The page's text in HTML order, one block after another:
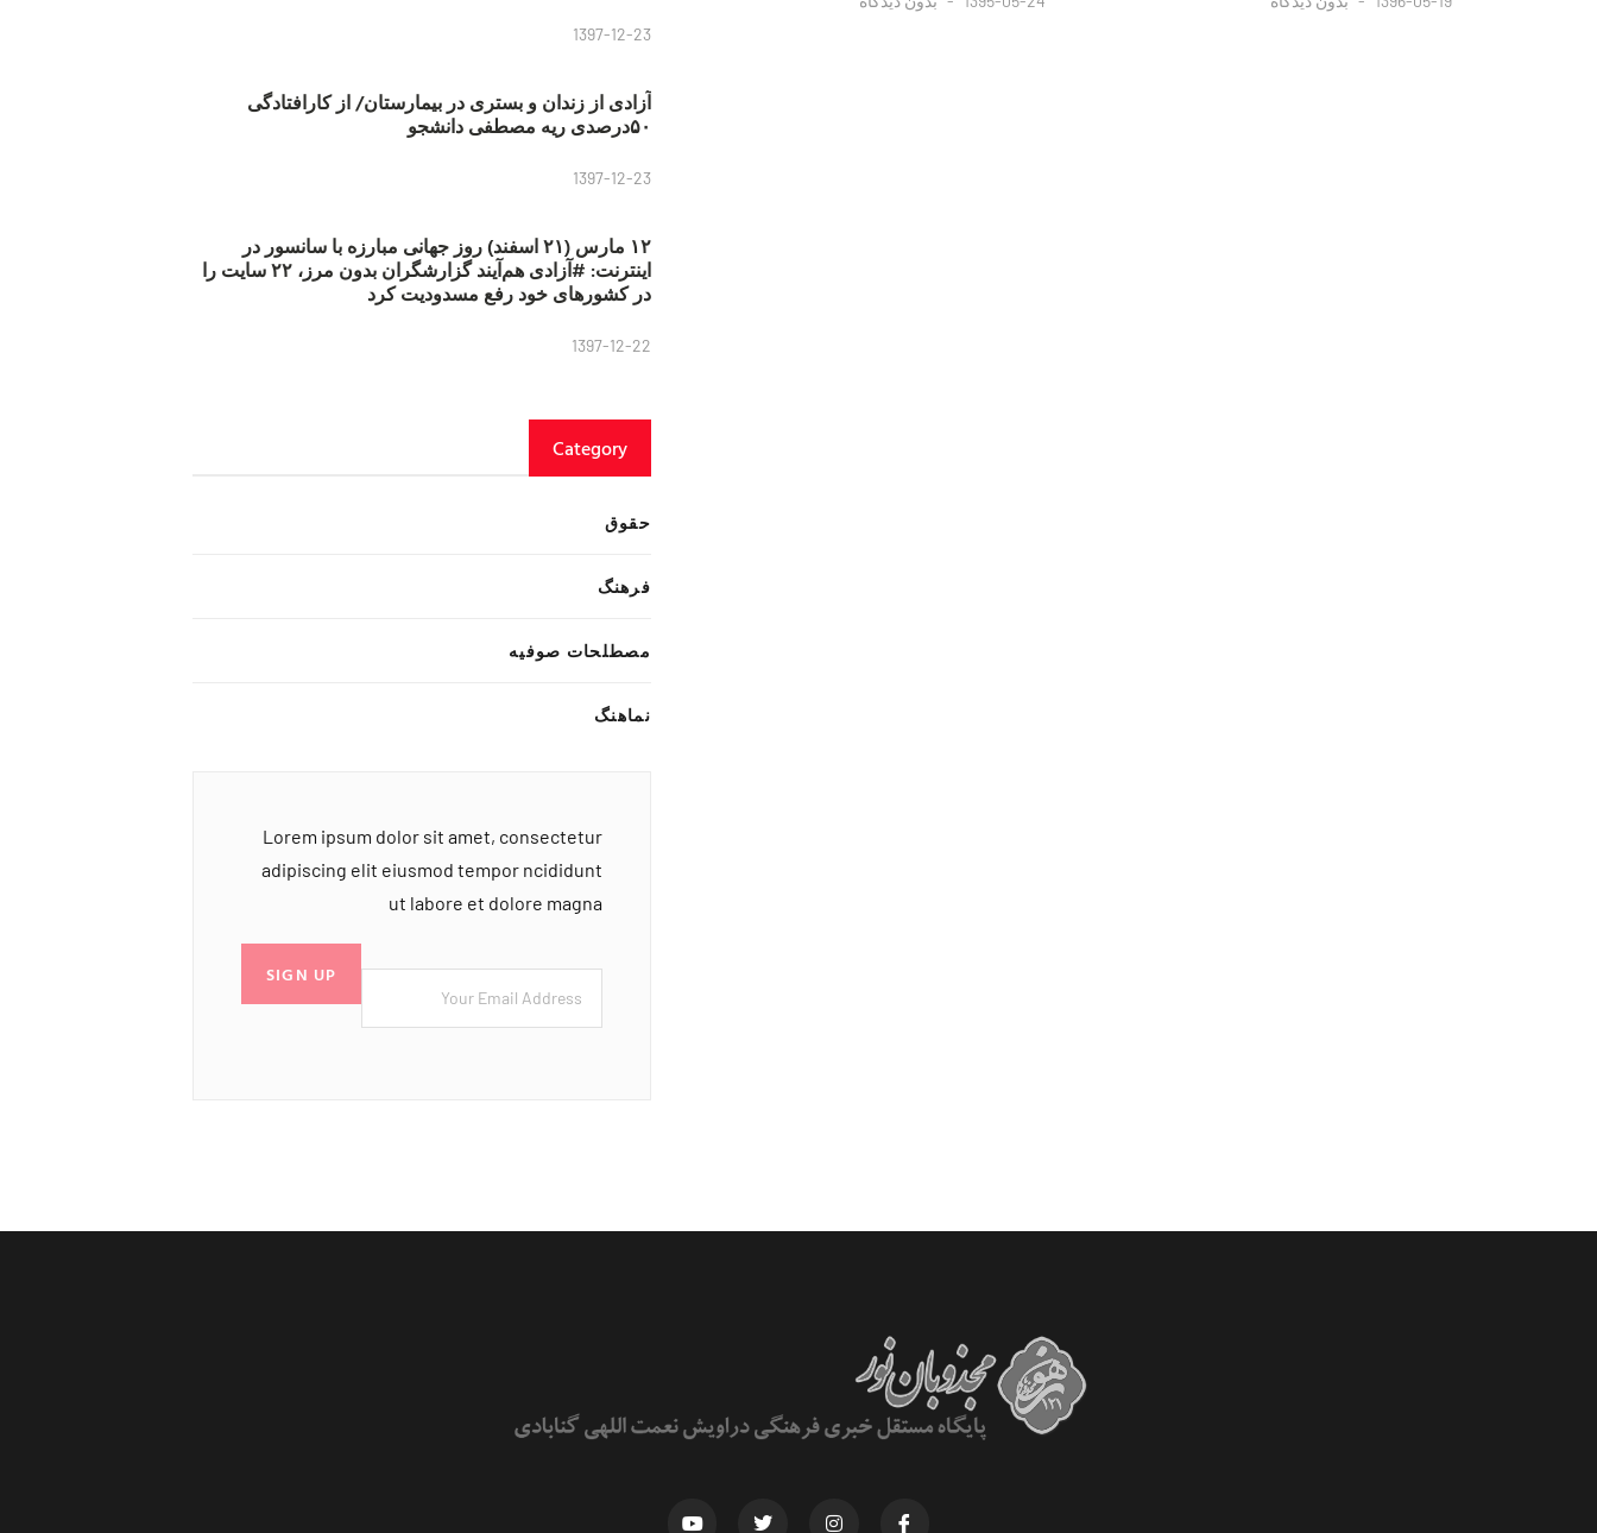
1397-12-23
آزادی از زندان و بستری در بیمارستان/ از کارافتادگی
۵۰درصدی ریه مصطفی دانشجو
1397-12-23
۱۲ مارس (۲۱ اسفند) روز جهانی مبارزه با سانسور در
اینترنت: #آزادی هم‌آیند گزارشگران‌ بدون مرز، ۲۲ سایت را
در کشورهای خود رفع مسدودیت کرد
1397-12-22
Category
حقوق
فرهنگ
مصطلحات صوفیه
نماهنگ
Lorem ipsum dolor sit amet, consectetur
adipiscing elit eiusmod tempor ncididunt
ut labore et dolore magna
SIGN UP